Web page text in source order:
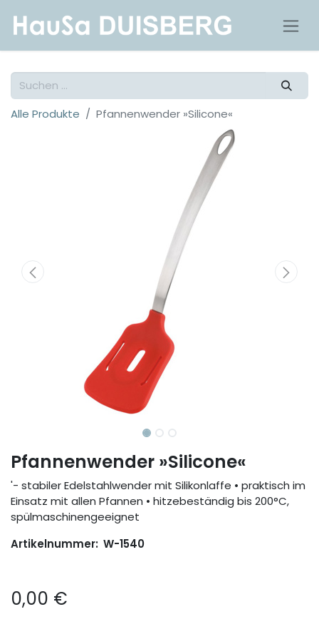
Alle Produkte Pfannenwender »Silicone«
Pfannenwender »Silicone«
'- stabiler Edelstahlwender mit Silikonlaffe • praktisch im
Einsatz mit allen Pfannen • hitzebeständig bis 200°C,
spülmaschinengeeignet
Artikelnummer: W-1540
0,00 €